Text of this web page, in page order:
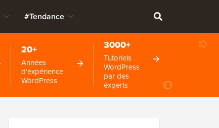
#Tendance
20+
Années
d'expérience
WordPress
3000+
Tutoriels
WordPress
par des
experts